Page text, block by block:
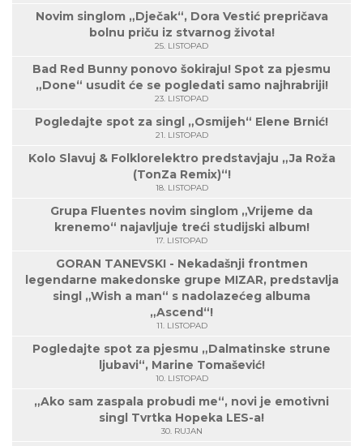
Novim singlom „Dječak“, Dora Vestić prepričava
bolnu priču iz stvarnog života!
25. LISTOPAD
Bad Red Bunny ponovo šokiraju! Spot za pjesmu
„Done“ usudit će se pogledati samo najhrabriji!
23. LISTOPAD
Pogledajte spot za singl „Osmijeh“ Elene Brnić!
21. LISTOPAD
Kolo Slavuj & Folklorelektro predstavjaju „Ja Roža
(TonZa Remix)“!
18. LISTOPAD
Grupa Fluentes novim singlom „Vrijeme da
krenemo“ najavljuje treći studijski album!
17. LISTOPAD
GORAN TANEVSKI - Nekadašnji frontmen
legendarne makedonske grupe MIZAR, predstavlja
singl „Wish a man“ s nadolazećeg albuma
„Ascend“!
11. LISTOPAD
Pogledajte spot za pjesmu „Dalmatinske strune
ljubavi“, Marine Tomašević!
10. LISTOPAD
„Ako sam zaspala probudi me“, novi je emotivni
singl Tvrtka Hopeka LES-a!
30. RUJAN